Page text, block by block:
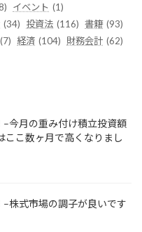
イベント (1)
(34) 投資法 (116) 書籍 (93)
(7) 経済 (104) 財務会計 (62)
今月の重み付け積立投資額
ここ数ヶ月で高くなりまし
株式市場の調子が良いです